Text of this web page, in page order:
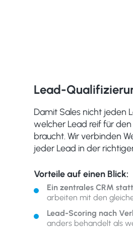
Lead-
Damit Sales nicht jeden
welcher Lead reif für
braucht. Wir verbinden
jeder Lead in der
Vorteile auf einen Blick:
Ein zentrales CRM
arbeiten mit den
Lead-Scoring nach
anders behandelt als